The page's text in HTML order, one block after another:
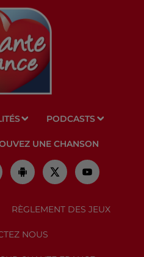
PODCASTS
UNE CHANSON
RÈGLEMENT DES JEUX
NOUS